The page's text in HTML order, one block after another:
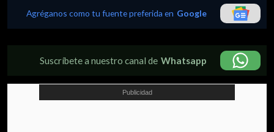
Agréganos como tu fuente preferida en Google
Suscríbete a nuestro canal de Whatsapp